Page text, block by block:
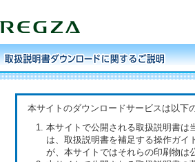
本サイトのダウンロードサービスは以下
本サイトで公開される取扱説明書は
は、取扱説明書を補足する操作ガイ
が、本サイトではそれらの印刷物は